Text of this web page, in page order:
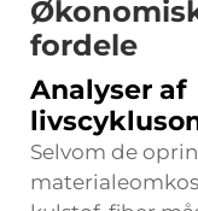
fordele
Analyser af
Selvom de